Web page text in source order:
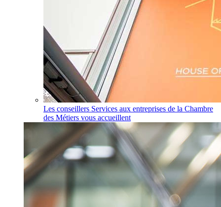
Les conseillers Services aux entreprises de la Chambre
des Métiers vous accueillent